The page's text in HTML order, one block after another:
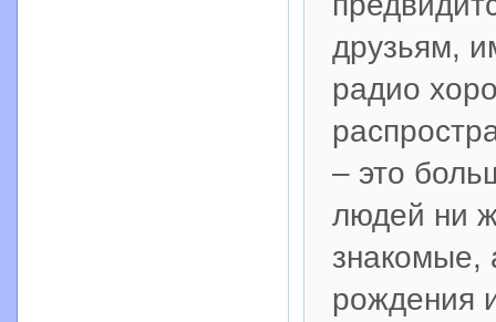
друзьям,
радио
– это
людей ни
знакомые,
рождения